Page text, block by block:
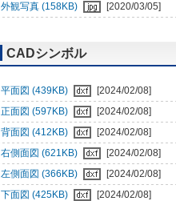
外観写真 (158KB) [2020/03/05]
CADシンボル
平面図 (439KB)
[2024/02/08]
正面図 (597KB)
[2024/02/08]
背面図 (412KB)
[2024/02/08]
右側面図 (621KB)
[2024/02/08]
左側面図 (366KB)
[2024/02/08]
下面図 (425KB)
[2024/02/08]